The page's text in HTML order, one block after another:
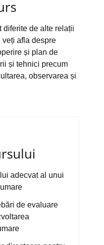
diferite de alte relații
veți afla despre
și plan de
și tehnici precum
observarea și
adecvat al unui
de evaluare